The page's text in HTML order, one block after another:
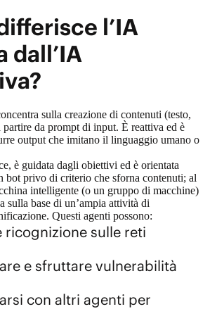
l’IA
dall’IA
sulla creazione di contenuti (testo,
da prompt di input. È reattiva ed è
output che imitano il linguaggio umano o
è guidata dagli obiettivi ed è orientata
bot privo di criterio che sforna contenuti; al
intelligente (o un gruppo di macchine)
sulla base di un’ampia attività di
Questi agenti possono:
ricognizione sulle reti
e sfruttare vulnerabilità
con altri agenti per